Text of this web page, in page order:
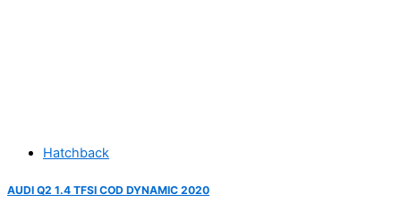
Hatchback
AUDI Q2 1.4 TFSI COD DYNAMIC 2020